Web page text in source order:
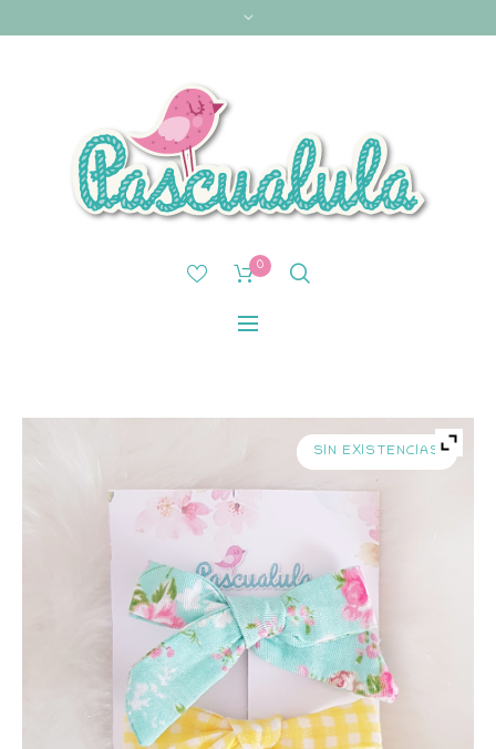
0
SIN EXISTENCIAS